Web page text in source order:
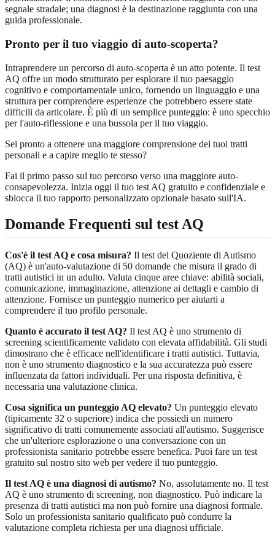
segnale stradale; una diagnosi è la destinazione raggiunta con una
guida professionale.
Pronto per il tuo viaggio di auto-scoperta?
Intraprendere un percorso di auto-scoperta è un atto potente. Il test
AQ offre un modo strutturato per esplorare il tuo paesaggio
cognitivo e comportamentale unico, fornendo un linguaggio e una
struttura per comprendere esperienze che potrebbero essere state
difficili da articolare. È più di un semplice punteggio: è uno specchio
per l'auto-riflessione e una bussola per il tuo viaggio.
Sei pronto a ottenere una maggiore comprensione dei tuoi tratti
personali e a capire meglio te stesso?
Fai il primo passo sul tuo percorso verso una maggiore auto-
consapevolezza. Inizia oggi il tuo test AQ gratuito e confidenziale e
sblocca il tuo rapporto personalizzato opzionale basato sull'IA.
Domande Frequenti sul test AQ
Cos'è il test AQ e cosa misura? Il test del Quoziente di Autismo
(AQ) è un'auto-valutazione di 50 domande che misura il grado di
tratti autistici in un adulto. Valuta cinque aree chiave: abilità sociali,
comunicazione, immaginazione, attenzione ai dettagli e cambio di
attenzione. Fornisce un punteggio numerico per aiutarti a
comprendere il tuo profilo personale.
Quanto è accurato il test AQ? Il test AQ è uno strumento di
screening scientificamente validato con elevata affidabilità. Gli studi
dimostrano che è efficace nell'identificare i tratti autistici. Tuttavia,
non è uno strumento diagnostico e la sua accuratezza può essere
influenzata da fattori individuali. Per una risposta definitiva, è
necessaria una valutazione clinica.
Cosa significa un punteggio AQ elevato? Un punteggio elevato
(tipicamente 32 o superiore) indica che possiedi un numero
significativo di tratti comunemente associati all'autismo. Suggerisce
che un'ulteriore esplorazione o una conversazione con un
professionista sanitario potrebbe essere benefica. Puoi fare un test
gratuito sul nostro sito web per vedere il tuo punteggio.
Il test AQ è una diagnosi di autismo? No, assolutamente no. Il test
AQ è uno strumento di screening, non diagnostico. Può indicare la
presenza di tratti autistici ma non può fornire una diagnosi formale.
Solo un professionista sanitario qualificato può condurre la
valutazione completa richiesta per una diagnosi ufficiale.